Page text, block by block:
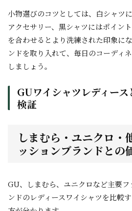
小物選びのコツとしては、白シャツ
アクセサリー、黒シャツにはポイン
を合わせるとより洗練された印象に
ンドを取り入れて、毎日のコーディ
しましょう。
GUワイシャツレディー
検証
しまむら・ユニクロ・
ッションブランドとの
GU、しまむら、ユニクロなど主要
ンドのレディースワイシャツを比較